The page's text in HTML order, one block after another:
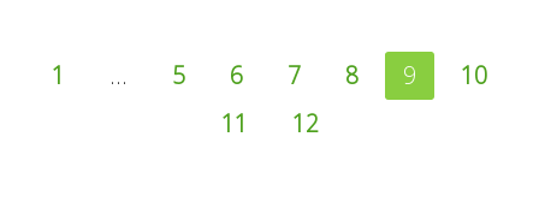
1 … 5 6 7 8 9
10
11
12